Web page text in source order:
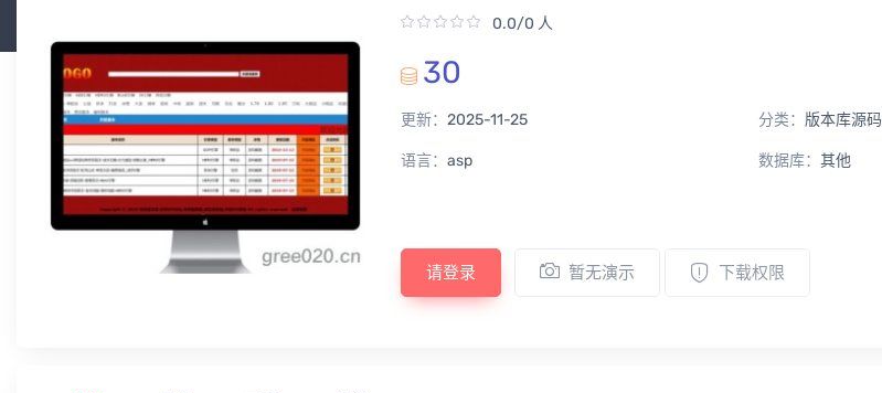
0.0/0 人
30
更新： 2025-11-25 分类： 版本库源码
语言： asp 数据库： 其他
请登录 暂无演示 下载权限